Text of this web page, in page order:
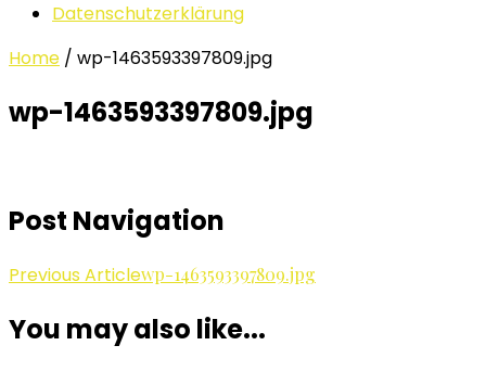
Datenschutzerklärung
Home / wp-1463593397809.jpg
wp-1463593397809.jpg
Post Navigation
Previous Articlewp-1463593397809.jpg
You may also like...